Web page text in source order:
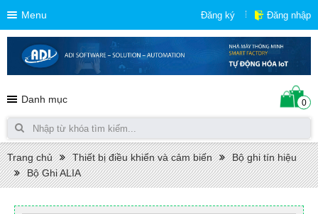
Menu Đăng ký Đăng nhập
Danh mục 0
Trang chủ Thiết bị điều khiển và cảm biến
Bộ ghi tín hiệu
Bộ Ghi ALIA